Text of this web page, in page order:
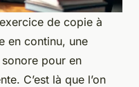
de copie à
en continu, une
pour en
C’est là que l’on